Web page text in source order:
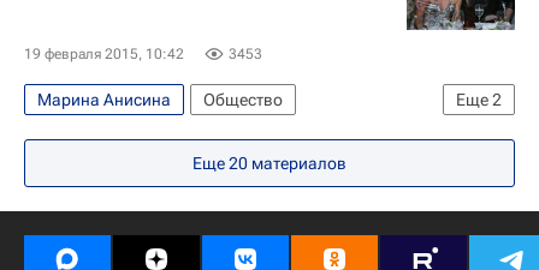
19 февраля 2015, 10:42 3453
Еще2
Марина Анисина
Общество
Никита Джигурда
Сергей Жорин
Еще20 материалов